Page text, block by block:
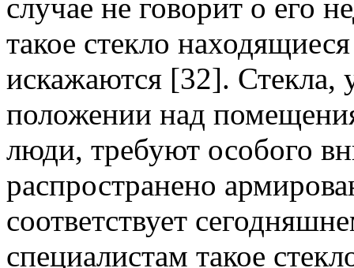
случае не говорит о его
такое стекло
искажаются [32]. Стекла,
положении над
люди, требуют особого
распространено
соответствует
специалистам такое